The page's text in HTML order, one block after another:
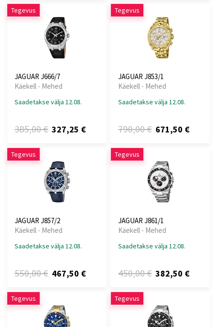
Tegevus
JAGUAR J666/7
Käekell - Mehed
Saadetakse välja 12.08.
385,00 € 327,25 €
Tegevus
JAGUAR J853/1
Käekell - Mehed
Saadetakse välja 12.08.
790,00 € 671,50 €
Tegevus
JAGUAR J857/2
Käekell - Mehed
Saadetakse välja 12.08.
550,00 € 467,50 €
Tegevus
JAGUAR J861/1
Käekell - Mehed
Saadetakse välja 12.08.
450,00 € 382,50 €
Tegevus Tegevus